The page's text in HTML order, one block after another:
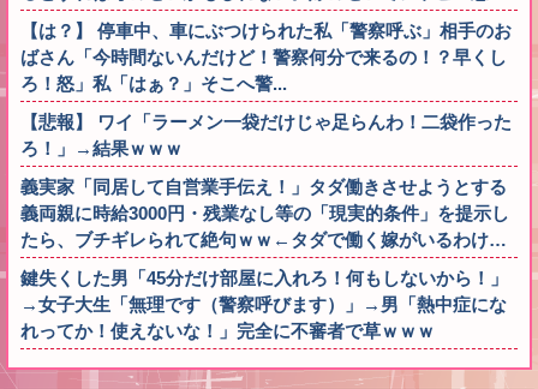
【は？】 停車中、車にぶつけられた私「警察呼ぶ」相手のお
ばさん「今時間ないんだけど！警察何分で来るの！？早くし
ろ！怒」私「はぁ？」そこへ警...
【悲報】 ワイ「ラーメン一袋だけじゃ足らんわ！二袋作った
ろ！」→結果ｗｗｗ
義実家「同居して自営業手伝え！」タダ働きさせようとする
義両親に時給3000円・残業なし等の「現実的条件」を提示し
たら、ブチギレられて絶句ｗｗ←タダで働く嫁がいるわけ…
鍵失くした男「45分だけ部屋に入れろ！何もしないから！」
→女子大生「無理です（警察呼びます）」→男「熱中症にな
れってか！使えないな！」完全に不審者で草ｗｗｗ